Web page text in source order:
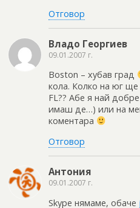
Отговор
Владо Георгиев
09.01.2007 г.
Boston – хубав град
кола. Колко на юг ще
FL?? Абе я най
имаш де…) или на
коментара
Отговор
Антония
09.01.2007 г.
Skype нямаме, обаче